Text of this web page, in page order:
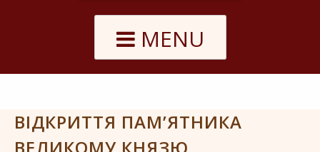
MENU
ВІДКРИТТЯ ПАМ’ЯТНИКА
ВЕЛИКОМУ КНЯЗЮ